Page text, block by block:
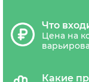
должны
законный
Что
Цена на
Какие